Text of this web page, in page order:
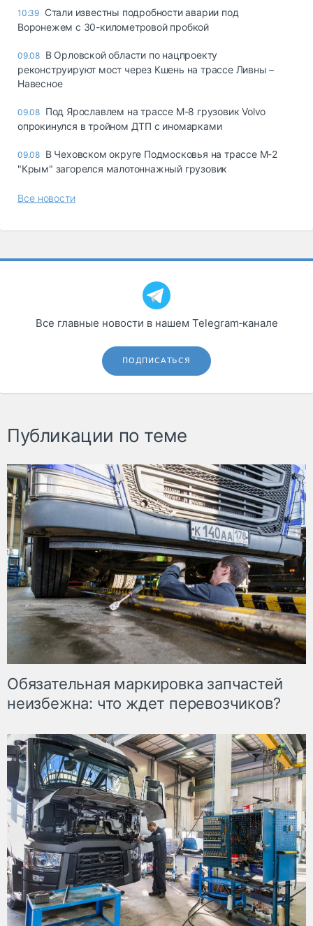
10:39 Стали известны подробности аварии под
Воронежем с 30-километровой пробкой
09.08 В Орловской области по нацпроекту
реконструируют мост через Кшень на трассе Ливны –
Навесное
09.08 Под Ярославлем на трассе М-8 грузовик Volvo
опрокинулся в тройном ДТП с иномарками
09.08 В Чеховском округе Подмосковья на трассе М-2
"Крым" загорелся малотоннажный грузовик
Все новости
Все главные новости в нашем Telegram‑канале
ПОДПИСАТЬСЯ
Публикации по теме
Обязательная маркировка запчастей
неизбежна: что ждет перевозчиков?